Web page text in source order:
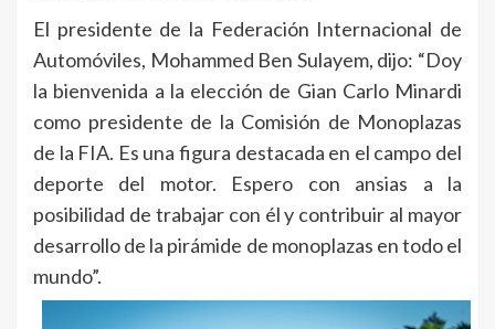
El presidente de la Federación Internacional de
Automóviles, Mohammed Ben Sulayem, dijo: “Doy
la bienvenida a la elección de Gian Carlo Minardi
como presidente de la Comisión de Monoplazas
de la FIA. Es una figura destacada en el campo del
deporte del motor. Espero con ansias a la
posibilidad de trabajar con él y contribuir al mayor
desarrollo de la pirámide de monoplazas en todo el
mundo”.